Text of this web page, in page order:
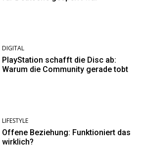
DIGITAL
PlayStation schafft die Disc ab:
Warum die Community gerade tobt
LIFESTYLE
Offene Beziehung: Funktioniert das
wirklich?